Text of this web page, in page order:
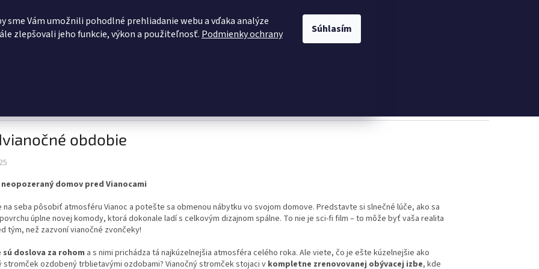
sme Vám umožnili pohodlné prehliadanie webu a vďaka analýze
zlepšovali jeho funkcie, výkon a použiteľnosť. Podmienky ochrany
Súhlasím
obdobie
neopozeraný domov pred Vianocami
na seba pôsobiť atmosféru Vianoc a potešte sa obmenou nábytku vo svojom domove. Predstavte si slnečné lúče, ako sa
úplne novej komody, ktorá dokonale ladí s celkovým dizajnom spálne. To nie je sci-fi film – to môže byť vaša realita
tým, než zazvoní vianočné zvončeky!
sú doslova za rohom a s nimi prichádza tá najkúzelnejšia atmosféra celého roka. Ale viete, čo je ešte kúzelnejšie ako
stromček ozdobený trblietavými ozdobami? Vianočný stromček stojaci v kompletne zrenovovanej obývacej izbe, kde